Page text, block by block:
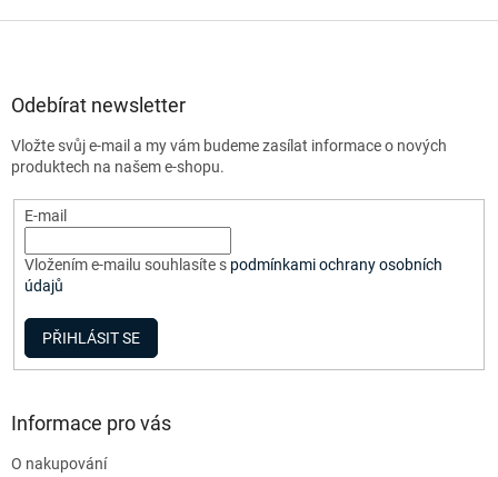
Odebírat newsletter
Vložte svůj e-mail a my vám budeme zasílat informace o nových
produktech na našem e-shopu.
E-mail
Vložením e-mailu souhlasíte s podmínkami ochrany osobních
údajů
PŘIHLÁSIT SE
Informace pro vás
O nakupování